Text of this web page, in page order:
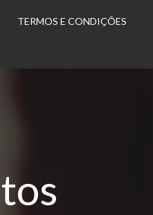
TERMOS E CONDIÇÕES